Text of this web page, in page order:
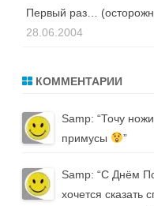
Первый раз…
28.06.2004
КОММЕНТАРИИ
Samp: “Точу
примусы
”
Samp: “С Днём
хочется сказать